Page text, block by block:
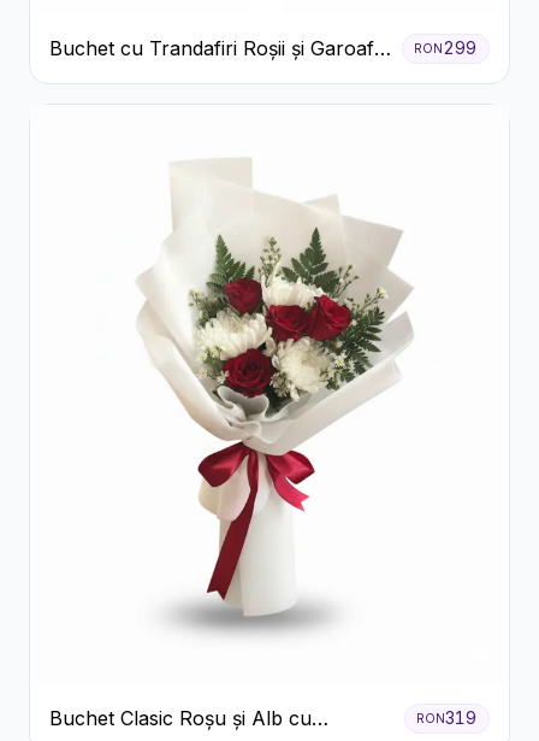
Buchet cu Trandafiri Roșii și Garoafe
Roz Pal
RON299
Buchet Clasic Roșu și Alb cu
RON319